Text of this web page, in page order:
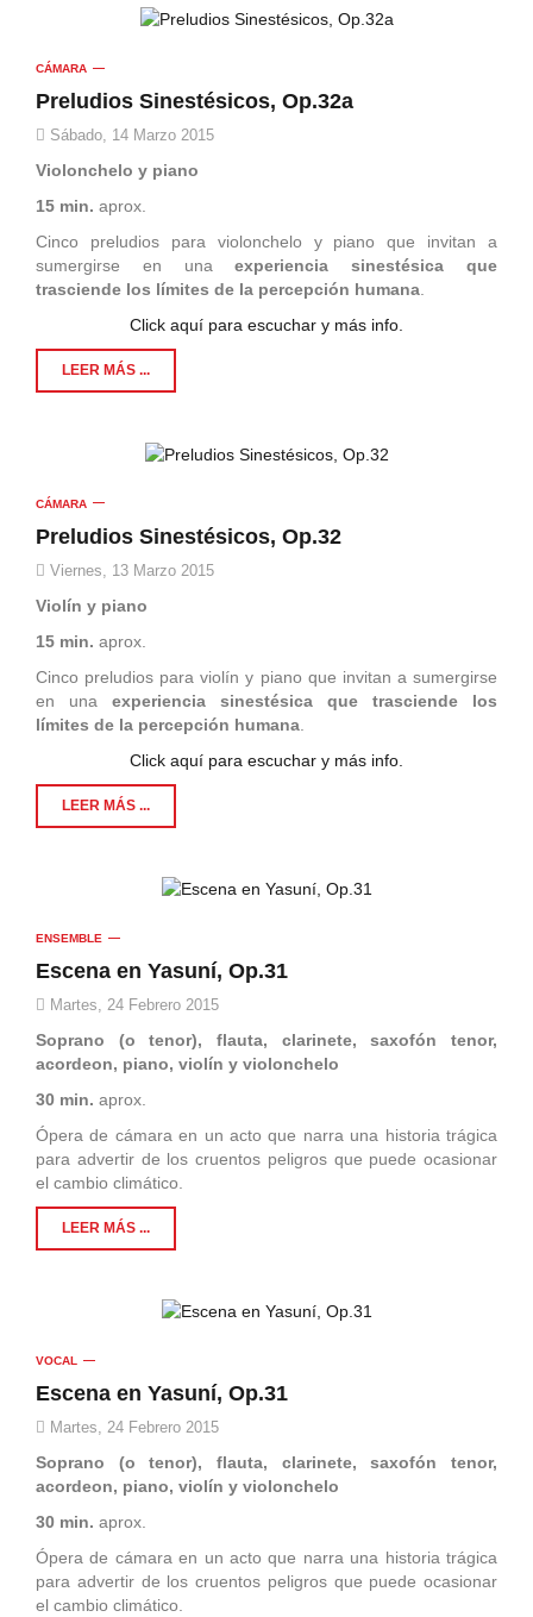
CÁMARA
Preludios Sinestésicos, Op.32a
Sábado, 14 Marzo 2015
Violonchelo y piano
15 min. aprox.
Cinco preludios para violonchelo y piano que invitan a
sumergirse en unaexperiencia sinestésica que
trasciende los límites de la percepción humana.
Click aquí para escuchar y más info.
LEER MÁS ...
CÁMARA
Preludios Sinestésicos, Op.32
Viernes, 13 Marzo 2015
Violín y piano
15 min. aprox.
Cinco preludios para violín y piano que invitan a sumergirse
en una experiencia sinestésica que trasciende los
límites de la percepción humana
Click aquí para escuchar y más info.
LEER MÁS ...
ENSEMBLE
Escena en Yasuní, Op.31
Martes, 24 Febrero 2015
Soprano (o tenor), flauta, clarinete, saxofón tenor,
acordeon, piano, violín y violonchelo
30 min. aprox.
Ópera de cámara en un acto que narra una historia trágica
para advertir de los cruentos peligros que puede ocasionar
el cambio climático.
LEER MÁS ...
VOCAL
Escena en Yasuní, Op.31
Martes, 24 Febrero 2015
Soprano (o tenor), flauta, clarinete, saxofón tenor,
acordeon, piano, violín y violonchelo
30 min. aprox.
Ópera de cámara en un acto que narra una historia trágica
para advertir de los cruentos peligros que puede ocasionar
el cambio climático.